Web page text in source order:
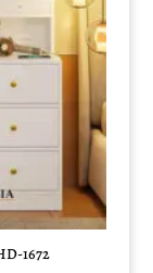
1672